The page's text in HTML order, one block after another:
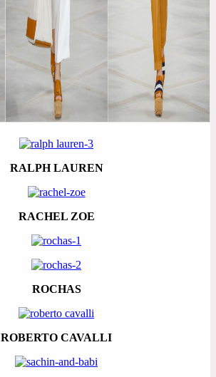
RALPH LAUREN
RACHEL ZOE
ROCHAS
ROBERTO CAVALLI